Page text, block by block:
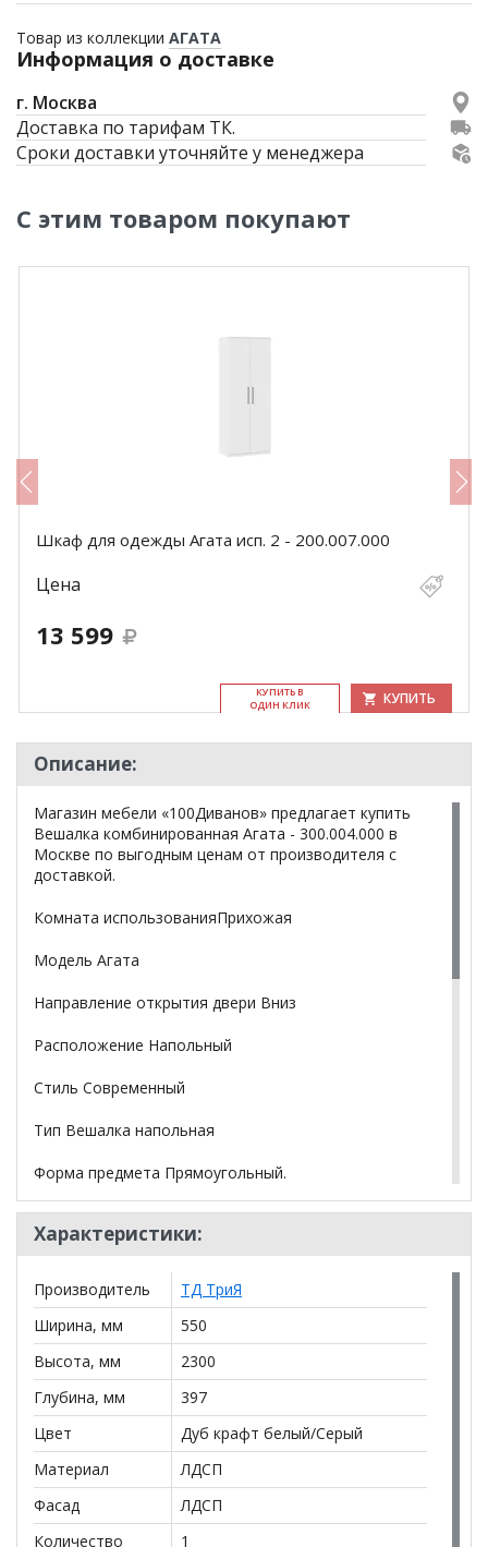
Товар из коллекции АГАТА
Информация о доставке
г. Москва
Доставка по тарифам ТК.
Сроки доставки уточняйте у менеджера
С этим товаром покупают
Шкаф для одежды Агата исп. 2 - 200.007.000
Цена
13 599
КУ­ПИТЬ В
ОДИН КЛИК
КУПИТЬ
Описание:
Магазин мебели «100Диванов» предлагает купить
Вешалка комбинированная Агата - 300.004.000 в
Москве по выгодным ценам от производителя с
доставкой.
Комната использованияПрихожая
Модель Агата
Направление открытия двери Вниз
Расположение Напольный
Стиль Современный
Тип Вешалка напольная
Форма предмета Прямоугольный.
Материалы
Материал каркаса ЛДСП
Материал кромки каркаса ПВХ
Материал ручек Металл
Материал фасада ЛДСП.
*Дополнительную информацию о том, как купить
Вешалка комбинированная Агата - 300.004.000
уточняйте у нашего менеджера по телефону
+79292022735.
**Цены на официальном сайте100диванов.com
Характеристики:
Производитель
ТД ТриЯ
Ширина, мм
550
Высота, мм
2300
Глубина, мм
397
Цвет
Дуб крафт белый/Серый
Материал
ЛДСП
Фасад
ЛДСП
Количество
1